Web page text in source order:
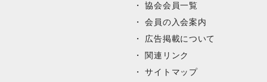
協会会員一覧
会員の入会案内
広告掲載について
関連リンク
サイトマップ